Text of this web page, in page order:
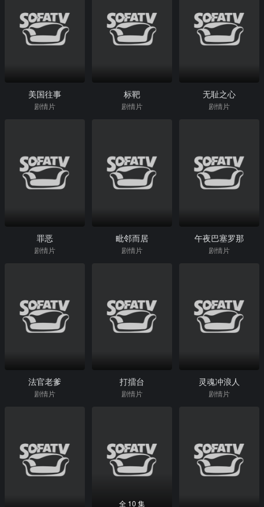
美国往事
剧情片
标靶
剧情片
无耻之心
剧情片
罪恶
剧情片
毗邻而居
剧情片
午夜巴塞罗那
剧情片
法官老爹
剧情片
打擂台
剧情片
灵魂冲浪人
剧情片
全 10 集